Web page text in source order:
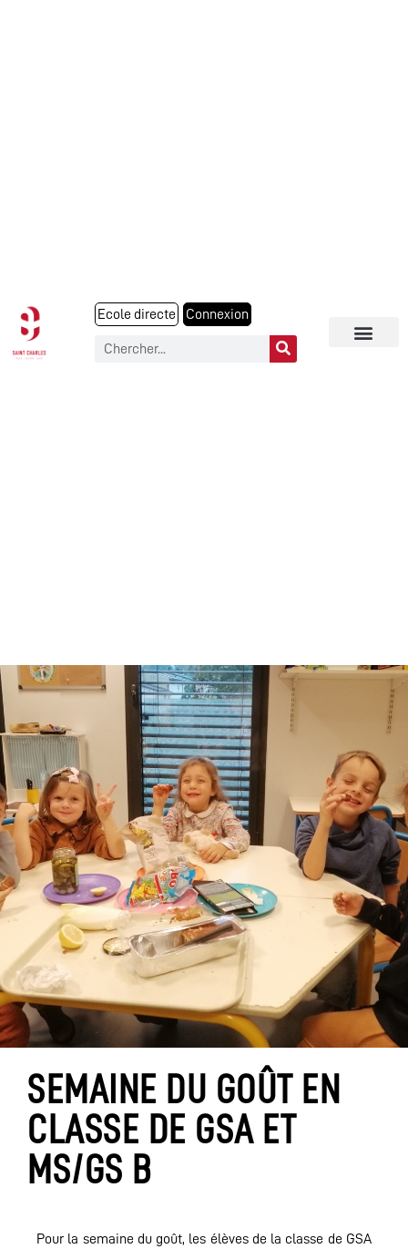
Ecole directe Connexion
SEMAINE DU GOÛT EN
CLASSE DE GSA ET
MS/GS B
Pour la semaine du goût, les élèves de la classe de GSA